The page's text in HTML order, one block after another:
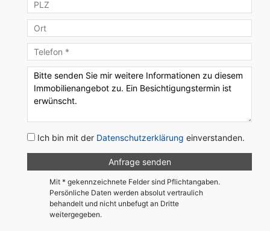
Ich bin mit der Datenschutzerklärung einverstanden.
Mit * gekennzeichnete Felder sind Pflichtangaben.
Persönliche Daten werden absolut vertraulich
behandelt und nicht unbefugt an Dritte
weitergegeben.